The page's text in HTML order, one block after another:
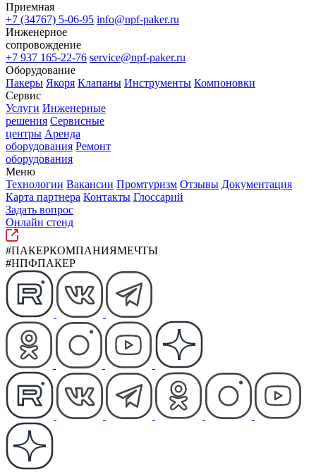
Приемная
+7 (34767) 5-06-95 info@npf-paker.ru
Инженерное
сопровождение
+7 937 165-22-76 service@npf-paker.ru
Оборудование
Пакеры Якоря Клапаны Инструменты Компоновки
Сервис
Услуги Инженерные
решения Сервисные
центры Аренда
оборудования Ремонт
оборудования
Меню
Технологии Вакансии Промтуризм Отзывы Документация
Карта партнера Контакты Глоссарий
Задать вопрос
Онлайн стенд
#ПАКЕРКОМПАНИЯМЕЧТЫ
#НПФПАКЕР